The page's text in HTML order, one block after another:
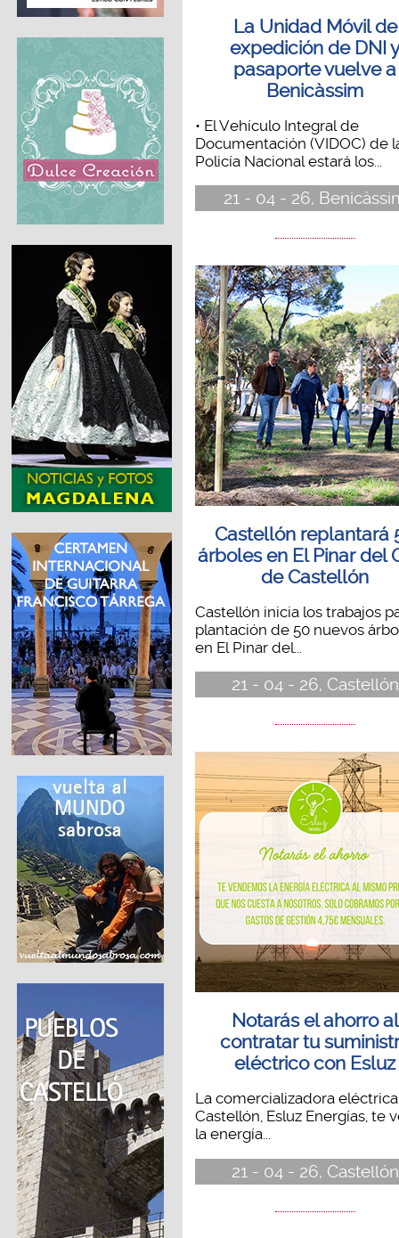
La Unidad Móvil de
expedición de DNI
pasaporte vuelve a
Benicàssim
• El Vehículo Integral de
Documentación (VIDOC) de
Policía Nacional estará los...
21 - 04 - 26,
Castellón replantará
árboles en El Pinar del
de Castellón
Castellón inicia los trabajos
plantación de 50 nuevos
en El Pinar del...
21 - 04 - 26, Castellón
Notarás el ahorro al
contratar tu
eléctrico con Esluz
La comercializadora
Castellón, Esluz Energías, te
la energía...
21 - 04 - 26, Castellón